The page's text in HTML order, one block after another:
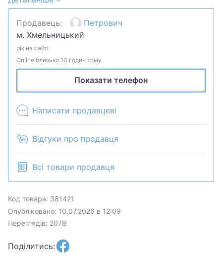
зрозуміти рівень вашого фітнесу.
Може оцінювати якість сну, рахувати кроки,
калорії і відстань, вимірювати частоту пульсу і
навіть визначати артеріальний тиск і рівень кисню
в крові. Також підтримуються повідомлення про
дзвінки та повідомлення зі смартфона і управління
тиску для Android і iOS. Компактний дизайн,
додаток через Bluetooth.
Вбудовані наступні функції:
Пульсометр
Підрахунок пройденої відстані і калорій
Bluetooth 5.0
Ємність батареї: 135 mAh
Водонепроникність: IP68
Матеріал браслета: силікон
Сумісність: Android, iOS
Продавець:
Петрович
м. Хмельницький
рік на сайті
Online близько 10 годин тому
Показати телефон
Написати продавцеві
Відгуки про продавця
Всі товари продавця
Код товара: 381421
Опубліковано: 10.07.2026 в 12:09
Переглядів: 2078
Поділитись: